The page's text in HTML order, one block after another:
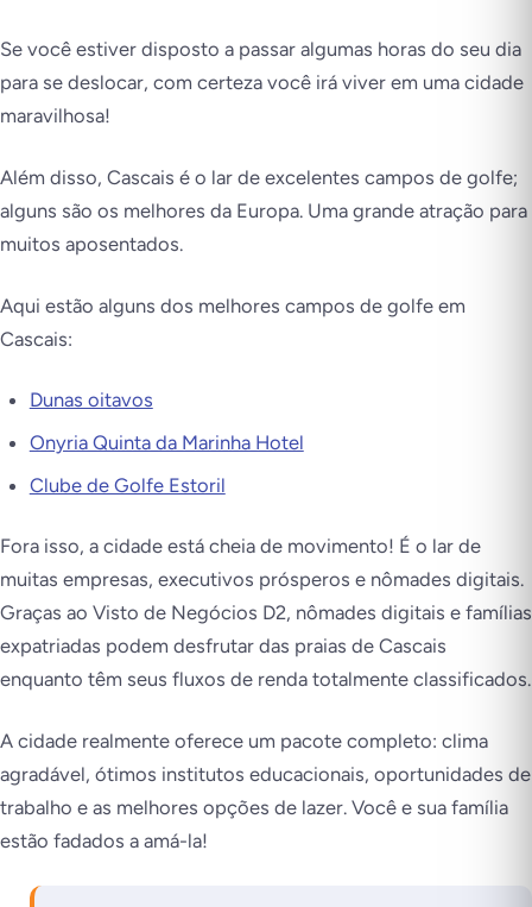
Se você estiver disposto a passar algumas horas do seu dia
para se deslocar, com certeza você irá viver em uma cidade
maravilhosa!
Além disso, Cascais é o lar de excelentes campos de golfe;
alguns são os melhores da Europa. Uma grande atração para
muitos aposentados.
Aqui estão alguns dos melhores campos de golfe em
Cascais:
Dunas oitavos
Onyria Quinta da Marinha Hotel
Clube de Golfe Estoril
Fora isso, a cidade está cheia de movimento! É o lar de
muitas empresas, executivos prósperos e nômades digitais.
Graças ao Visto de Negócios D2, nômades digitais e famílias
expatriadas podem desfrutar das praias de Cascais
enquanto têm seus fluxos de renda totalmente classificados.
A cidade realmente oferece um pacote completo: clima
agradável, ótimos institutos educacionais, oportunidades de
trabalho e as melhores opções de lazer. Você e sua família
estão fadados a amá-la!